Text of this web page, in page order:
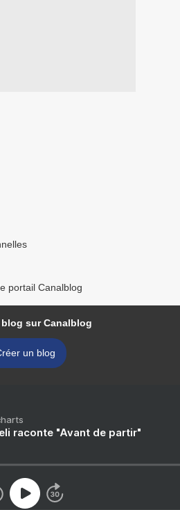
portail Canalblog
blog sur Canalblog
un blog
raconte "Avant de partir"